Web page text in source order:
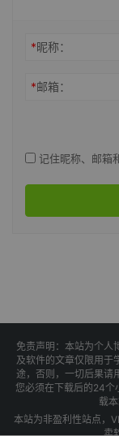
*昵称：
*邮箱：
记住昵称、邮箱
免责声明：本站为个人
及软件的文章仅限用于
途，否则，一切后果请
您必须在下载后的24个
载
本站为非盈利性站点，
卖